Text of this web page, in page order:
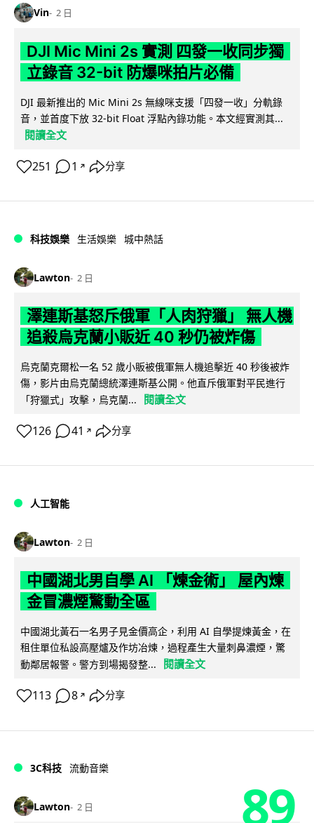
Vin 2 日
DJI Mic Mini 2s 實測 四發一收同步獨
立錄音 32-bit 防爆咪拍片必備
DJI 最新推出的 Mic Mini 2s 無線咪支援「四發一收」分軌錄
音，並首度下放 32-bit Float 浮點內錄功能。本文經實測其...
閱讀全文
251 1 ↗ 分享
科技娛樂 生活娛樂 城中熱話
Lawton 2 日
澤連斯基怒斥俄軍「人肉狩獵」 無人機
追殺烏克蘭小販近 40 秒仍被炸傷
烏克蘭克爾松一名 52 歲小販被俄軍無人機追擊近 40 秒後被炸
傷，影片由烏克蘭總統澤連斯基公開。他直斥俄軍對平民進行
「狩獵式」攻擊，烏克蘭...
閱讀全文
126 41 ↗ 分享
人工智能
Lawton 2 日
中國湖北男自學 AI 「煉金術」 屋內煉
金冒濃煙驚動全區
中國湖北黃石一名男子見金價高企，利用 AI 自學提煉黃金，在
租住單位私設高壓爐及作坊冶煉，過程產生大量刺鼻濃煙，驚
動鄰居報警。警方到場揭發整...
閱讀全文
113 8 ↗ 分享
3C科技 流動音樂
Lawton 2 日 89